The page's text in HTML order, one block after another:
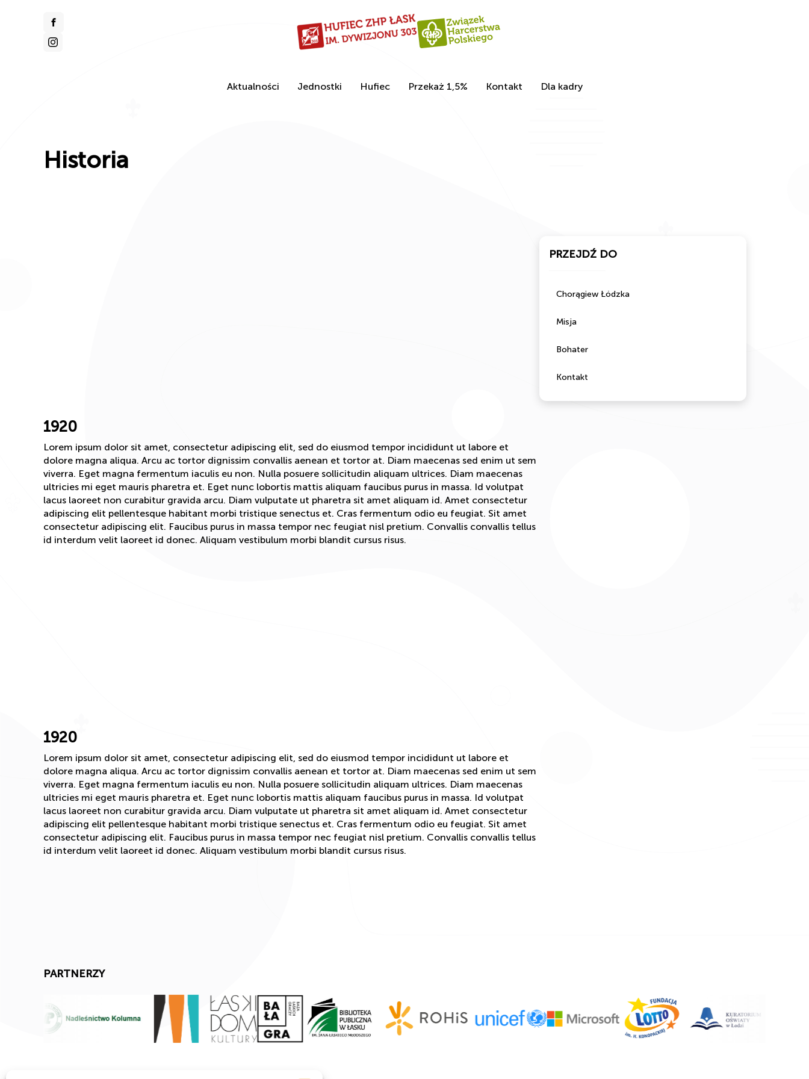
Aktualności Jednostki Hufiec Przekaż 1,5% Kontakt Dla kadry
Historia
1920
Lorem ipsum dolor sit amet, consectetur adipiscing elit, sed do eiusmod tempor incididunt ut labore et
dolore magna aliqua. Arcu ac tortor dignissim convallis aenean et tortor at. Diam maecenas sed enim ut sem
viverra. Eget magna fermentum iaculis eu non. Nulla posuere sollicitudin aliquam ultrices. Diam maecenas
ultricies mi eget mauris pharetra et. Eget nunc lobortis mattis aliquam faucibus purus in massa. Id volutpat
lacus laoreet non curabitur gravida arcu. Diam vulputate ut pharetra sit amet aliquam id. Amet consectetur
adipiscing elit pellentesque habitant morbi tristique senectus et. Cras fermentum odio eu feugiat. Sit amet
consectetur adipiscing elit. Faucibus purus in massa tempor nec feugiat nisl pretium. Convallis convallis tellus
id interdum velit laoreet id donec. Aliquam vestibulum morbi blandit cursus risus.
1920
Lorem ipsum dolor sit amet, consectetur adipiscing elit, sed do eiusmod tempor incididunt ut labore et
dolore magna aliqua. Arcu ac tortor dignissim convallis aenean et tortor at. Diam maecenas sed enim ut sem
viverra. Eget magna fermentum iaculis eu non. Nulla posuere sollicitudin aliquam ultrices. Diam maecenas
ultricies mi eget mauris pharetra et. Eget nunc lobortis mattis aliquam faucibus purus in massa. Id volutpat
lacus laoreet non curabitur gravida arcu. Diam vulputate ut pharetra sit amet aliquam id. Amet consectetur
adipiscing elit pellentesque habitant morbi tristique senectus et. Cras fermentum odio eu feugiat. Sit amet
consectetur adipiscing elit. Faucibus purus in massa tempor nec feugiat nisl pretium. Convallis convallis tellus
id interdum velit laoreet id donec. Aliquam vestibulum morbi blandit cursus risus.
PRZEJDŹ DO
Chorągiew Łódzka
Misja
Bohater
Kontakt
PARTNERZY